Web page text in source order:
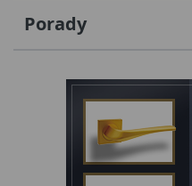
Porady